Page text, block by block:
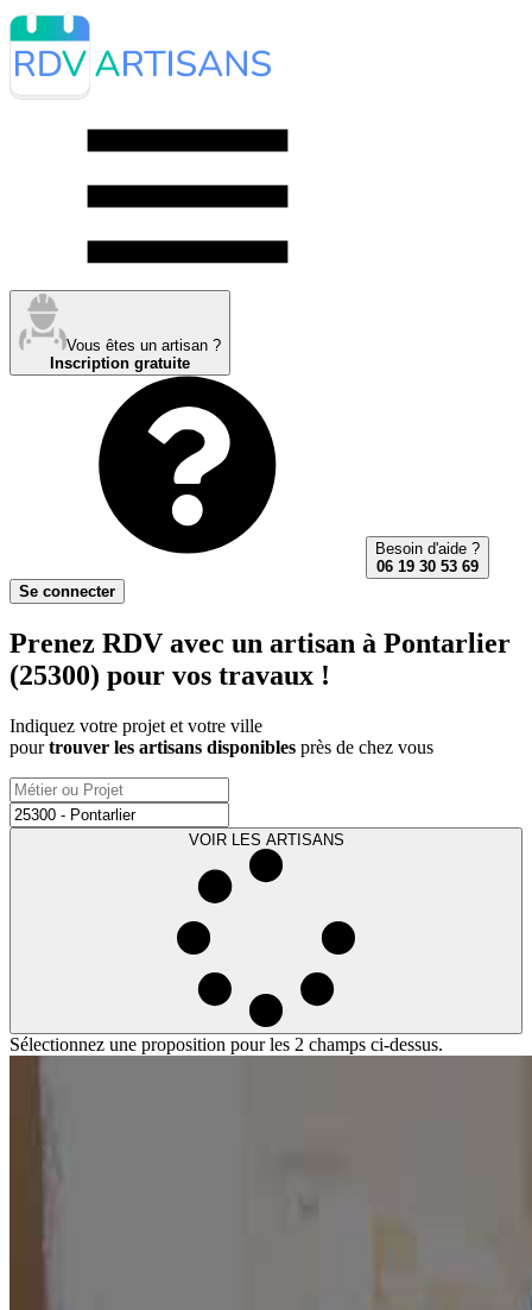
Vous êtes un artisan ?
Inscription gratuite
Besoin d'aide ?
06 19 30 53 69
Se connecter
Prenez RDV avec un artisan à Pontarlier
(25300) pour vos travaux !
Indiquez votre projet et votre ville
pourtrouver les artisans disponibles près de chez vous
Sélectionnez une proposition pour les 2 champs ci-dessus.